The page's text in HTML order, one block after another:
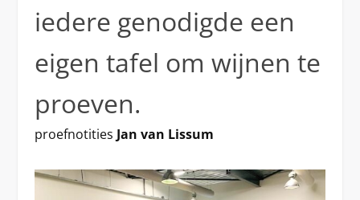
iedere genodigde een
eigen tafel om wijnen te
proeven.
proefnotities Jan van Lissum